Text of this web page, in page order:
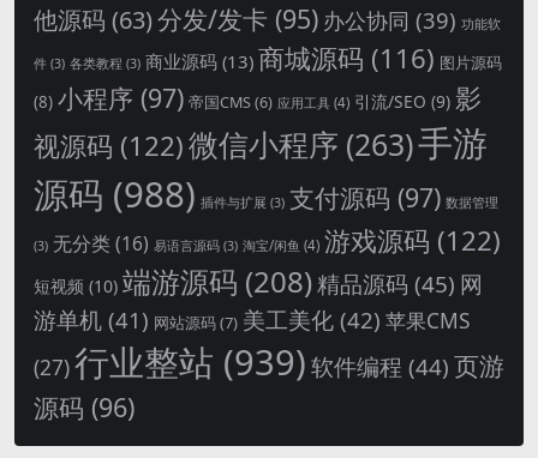
他源码 (63)分发/发卡 (95) 办公协同 (39) 功能软
件 (3) 各类教程 (3) 商业源码 (13) 商城源码 (116) 图片源码
(8) 小程序 (97) 帝国CMS(6) 应用工具 (4) 引流/SEO (9) 影
视源码 (122)微信小程序 (263)手游
源码 (988) 插件与扩展 (3) 支付源码 (97) 数据管理
(3) 无分类(16) 易语言源码 (3) 淘宝/闲鱼 (4) 游戏源码 (122)
短视频 (10) 端游源码 (208)精品源码 (45) 网
游单机 (41) 网站源码(7) 美工美化 (42) 苹果CMS
(27)行业整站 (939)软件编程 (44)页游
源码 (96)